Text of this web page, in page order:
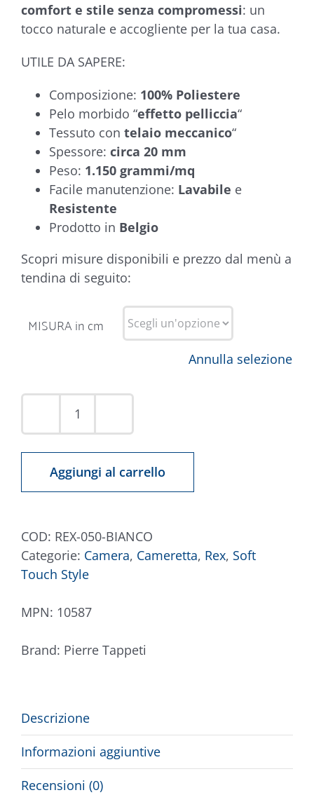
comfort e stile senza compromessi: un
tocco naturale e accogliente per la tua casa.
UTILE DA SAPERE:
Composizione: 100% Poliestere
Pelo morbido “effetto pelliccia“
Tessuto con telaio meccanico“
Spessore: circa 20 mm
Peso: 1.150 grammi/mq
Facile manutenzione: Lavabile e
Resistente
Prodotto in Belgio
Scopri misure disponibili e prezzo dal menù a
tendina di seguito:
MISURA in cm
Annulla selezione
Tappeto
Sagomato
quantità
Aggiungi al carrello
COD: REX-050-BIANCO
Categorie: Camera, Cameretta, Rex, Soft
Touch Style
MPN: 10587
Brand: Pierre Tappeti
Descrizione
Informazioni aggiuntive
Recensioni (0)